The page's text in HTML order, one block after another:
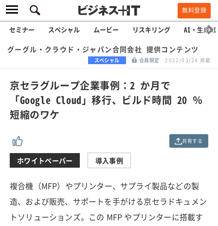
無料登録
セミナー スペシャル ムービー リスキリング AI・生成AI
グーグル・クラウド・ジャパン合同会社 提供コンテンツ
スペシャル 会員限定 2022/03/24 掲載
京セラグループ企業事例：2 か月で
「Google Cloud」移行、ビルド時間 20 ％
短縮のワケ
共有する
ホワイトペーパー 導入事例
複合機（MFP）やプリンター、サプライ製品などの製
造、および販売、サポートを手がける京セラドキュメン
トソリューションズ。この MFP やプリンターに搭載す